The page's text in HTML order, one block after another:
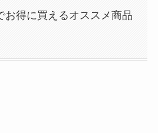
お得に買えるオススメ商品